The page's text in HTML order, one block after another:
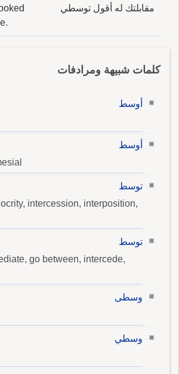
مقابلتك له أقول توسطي
كلمات شبيهة ومرادفات
أوسط
أوسط
توسط
intercession, interposition,
توسط
go between, intercede,
وسطى
وسطي